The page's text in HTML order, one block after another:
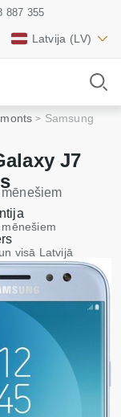
Latvija (LV)
887 355
Samsung
J7
visā Latvijā